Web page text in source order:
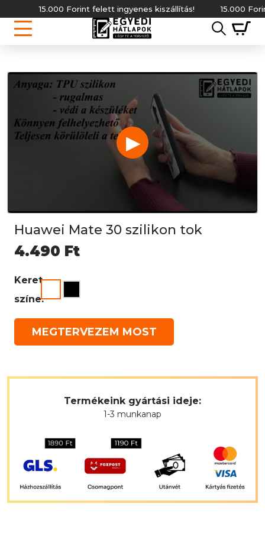
15.000 Forint felett ingyenes kiszállítás! 15.000 Forint
▶
Huawei Mate 30 szilikon tok
4.490 Ft
Keret
színe:
MEGTERVEZEM MOST
Termékeink gyártási ideje:
1-3 munkanap